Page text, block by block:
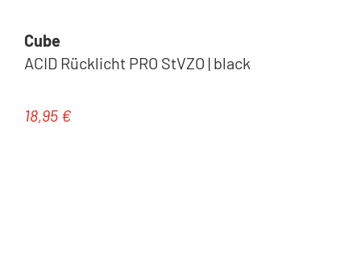
Cube
ACID Rücklicht PRO StVZO | black
Regulärer Preis:
18,95 €